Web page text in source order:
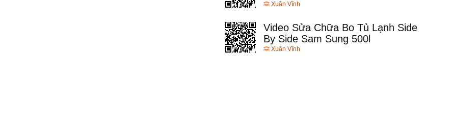
Xuân Vĩnh
Video Sửa Chữa Bo Tủ Lạnh Side
By Side Sam Sung 500l
Xuân Vĩnh